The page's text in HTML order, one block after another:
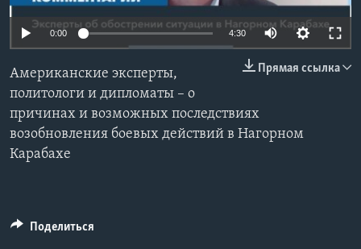
Learning English
СОЦИАЛЬНЫЕ СЕТИ
Языки
0:00 4:30
Прямая ссылка
Американские эксперты,
политологи и дипломаты – о
причинах и возможных последствиях
возобновления боевых действий в Нагорном
Карабахе
Поделиться